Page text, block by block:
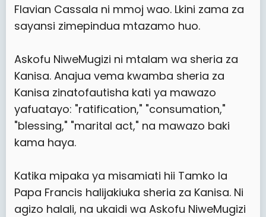
Flavian Cassala ni mmoj wao. Lkini zama za
sayansi zimepindua mtazamo huo.
Askofu NiweMugizi ni mtalam wa sheria za
Kanisa. Anajua vema kwamba sheria za
Kanisa zinatofautisha kati ya mawazo
yafuatayo: "ratification," "consumation,"
"blessing," "marital act," na mawazo baki
kama haya.
Katika mipaka ya misamiati hii Tamko la
Papa Francis halijakiuka sheria za Kanisa. Ni
agizo halali, na ukaidi wa Askofu NiweMugizi